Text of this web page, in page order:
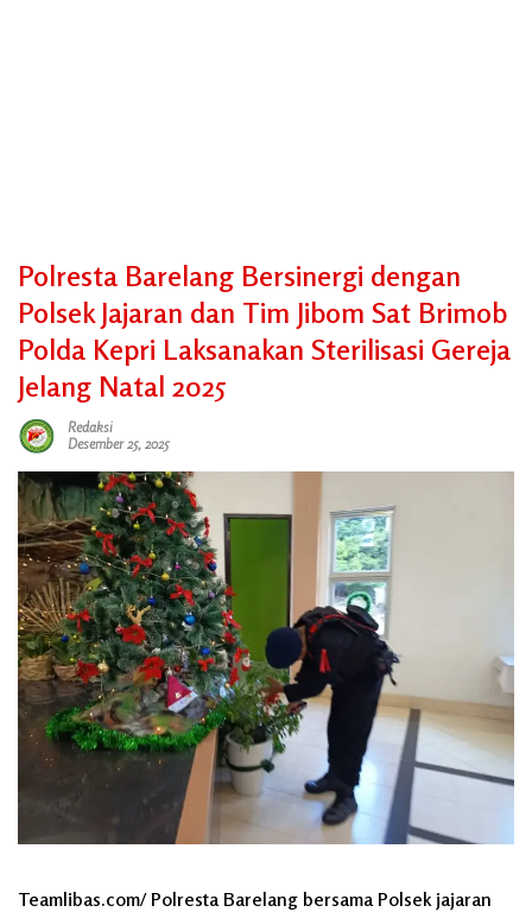
Polresta Barelang Bersinergi dengan
Polsek Jajaran dan Tim Jibom Sat Brimob
Polda Kepri Laksanakan Sterilisasi Gereja
Jelang Natal 2025
Redaksi
Desember 25, 2025
Teamlibas.com/ Polresta Barelang bersama Polsek jajaran